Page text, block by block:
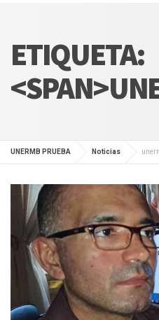
ETIQUETA:
UNERMB PRUEBA Noticias